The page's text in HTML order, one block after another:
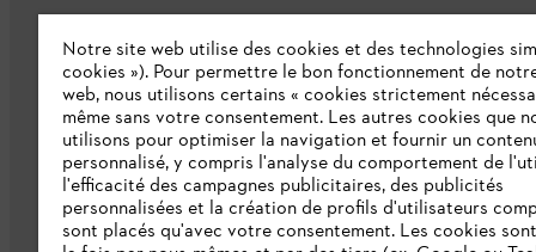
L'Entreprise
Qui sommes-nous ?
Presse
Notre site web utilise des cookies et des technologies
cookies »). Pour permettre le bon fonctionnement de
web, nous utilisons certains « cookies strictement
même sans votre consentement. Les autres cookies que
utilisons pour optimiser la navigation et fournir un
personnalisé, y compris l'analyse du comportement de
l'efficacité des campagnes publicitaires, des publicités
personnalisées et la création de profils d'utilisateurs
sont placés qu'avec votre consentement. Les cookies